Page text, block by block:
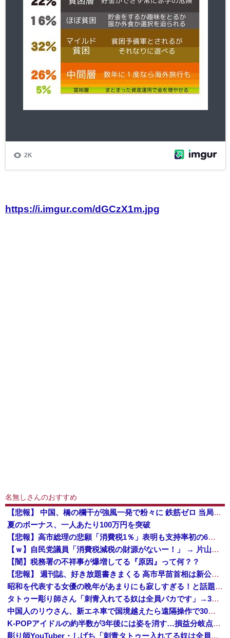
https://i.imgur.com/dGCzX1m.jpg
名無しさんのおすすめ
【悲報】 中国、橋の欄干が強風一発で粉々に 鉄筋ゼロ 当局「接着剤でくっつけただけ」「正常で、品質問題はない」
夏のボーナス、一人あたり100万円を突破
【悲報】高市総理の悲願「消費税1％」表明も支持率初の6割切り
【ｗ】自民党議員「消費税減税の財源がないー！」 → 片山財務相、財源の心配は１ミリもいらない！と主張 ｗｗｗｗｗｗｗｗｗｗｗｗｗｗ
【闇】税務署の不祥事が爆増してる『原因』って何？？
【悲報】 週刊誌、好き放題書きまくる 高市早苗首相は新公用車の贅を尽くした後部座席でたばこを吸うのが至福の時間「どんどん延びる乗車時間」
昭和を代表する女優の晩年があまりにも寂しすぎる！と話題に、自身の子供を餓死する寸前までネグレクトした挙句……
タトゥー彫り師さん「刺青入れてる奴は全員バカです」→30万再生ｗｗｗｗｗｗ
中国人のリウさん、新エネ車で国境越えたら遠隔操作で30時間ロックされる！
K-POPアイドルの約半数が3年後には姿を消す…損益分岐点突破は4％未満
彫り師YouTuber・しげち「刺青タトゥー入れてる奴は全員バカです」「すごい民度低い」「5000円好きなんすよ、バカって」